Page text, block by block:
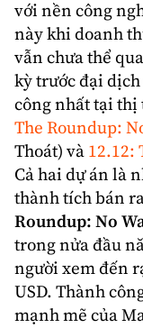
với nền công
này khi doanh
vẫn chưa thể
kỳ trước đại
công nhất tại
The Roundup:
Thoát) và 12.12:
Cả hai dự án là
thành tích bán
Roundup: No
trong nửa đầu
người xem đến
USD. Thành
mạnh mẽ của